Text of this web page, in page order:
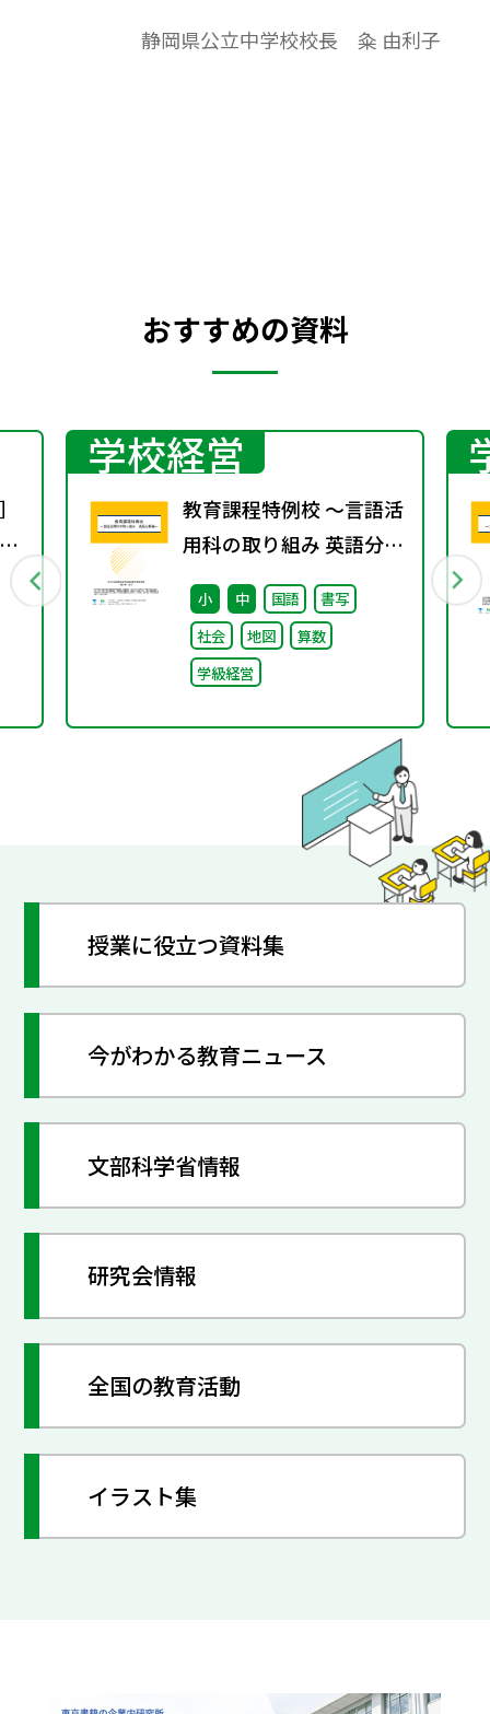
た。（ねらい）礼儀は心の様子を表すこと
静岡県公立中学校校長 粂 由利子
おすすめの資料
学校経営
教育課程特例校 ～言語活
用科の取り組み 英語分野
編～
小 中 国語
書写
社会
地図
算数
学級経営
授業に役立つ資料集
今がわかる教育ニュース
文部科学省情報
研究会情報
全国の教育活動
イラスト集